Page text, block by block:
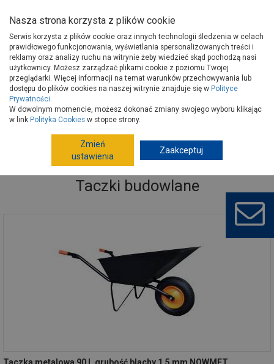
Strona główna Narzędzia
Narzędzia budowlane
Taczki budowlane
Taczki budowlane
Nasza strona korzysta z plików cookie
Serwis korzysta z plików cookie oraz innych technologii śledzenia w celach
prawidłowego funkcjonowania, wyświetlania spersonalizowanych treści i
reklamy oraz analizy ruchu na witrynie żeby wiedzieć skąd pochodzą nasi
użytkownicy. Możesz zarządzać plikami cookie z poziomu Twojej
przeglądarki. Więcej informacji na temat warunków przechowywania lub
dostępu do plików cookies na naszej witrynie znajduje się w Polityce
Prywatności.
W dowolnym momencie, możesz dokonać zmiany swojego wyboru klikając
w link Polityka Cookies w stopce strony.
Zmień
ustawienia
Zaakceptuj